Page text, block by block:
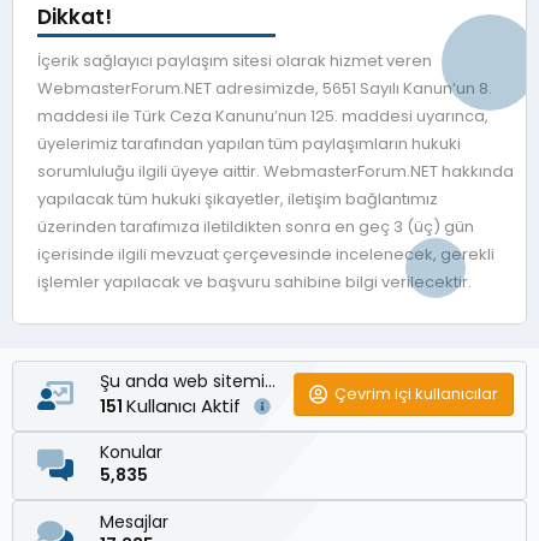
Dikkat!
İçerik sağlayıcı paylaşım sitesi olarak hizmet veren
WebmasterForum.NET adresimizde, 5651 Sayılı Kanun’un 8.
maddesi ile Türk Ceza Kanunu’nun 125. maddesi uyarınca,
üyelerimiz tarafından yapılan tüm paylaşımların hukuki
sorumluluğu ilgili üyeye aittir. WebmasterForum.NET hakkında
yapılacak tüm hukuki şikayetler, iletişim bağlantımız
üzerinden tarafımıza iletildikten sonra en geç 3 (üç) gün
içerisinde ilgili mevzuat çerçevesinde incelenecek, gerekli
işlemler yapılacak ve başvuru sahibine bilgi verilecektir.
Şu anda web sitemizde
151 Kullanıcı Aktif Çevrim içi kullanıcılar
Konular
5,835
Mesajlar